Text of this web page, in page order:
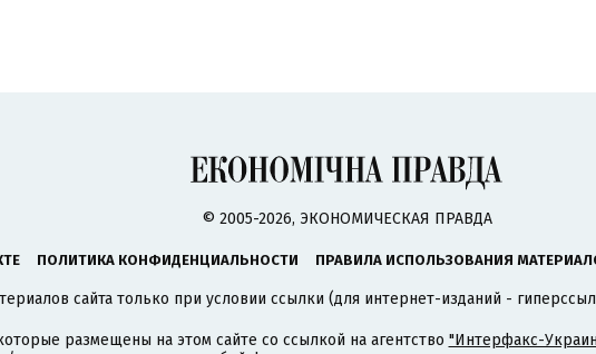
© 2005-2026, ЭКОНОМИЧЕСКАЯ ПРАВДА
ПОЛИТИКА КОНФИДЕНЦИАЛЬНОСТИ ПРАВИЛА ИСПОЛЬЗОВАНИЯ
сайта только при условии ссылки (для интернет-изданий -
размещены на этом сайте со ссылкой на агентство "Интерфакс-